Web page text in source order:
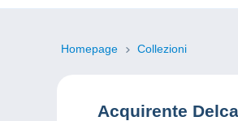
Homepage Collezioni
Acquirente